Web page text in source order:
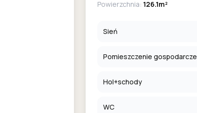
Powierzchnia: 126.1m²
Sień
Pomieszczenie gospodarcze
Hol+schody
WC